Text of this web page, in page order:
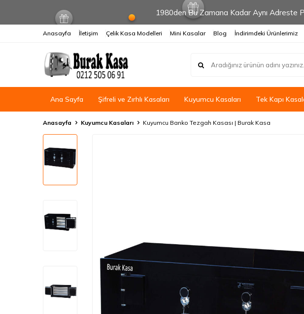
1980den Bu Zamana Kadar Aynı Adreste
Anasayfa İletişim Çelik Kasa Modelleri Mini Kasalar Blog İndirimdeki Ürünlerimiz
Ana Sayfa Şifreli ve Zırhlı Kasaları Kuyumcu Kasaları Tek Kapı
Anasayfa Kuyumcu Kasaları Kuyumcu Banko Tezgah Kasası | Burak Kasa